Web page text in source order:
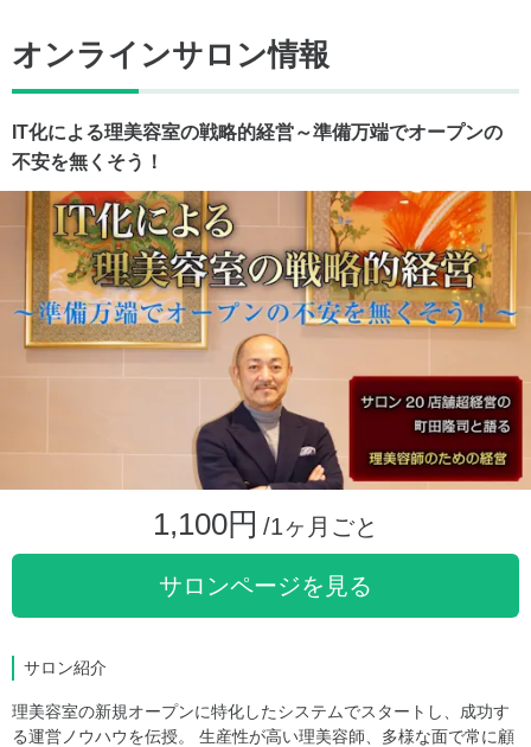
オンラインサロン情報
IT化による理美容室の戦略的経営～準備万端でオープンの
不安を無くそう！
1,100円 /1ヶ月ごと
サロンページを見る
サロン紹介
理美容室の新規オープンに特化したシステムでスタートし、成功す
る運営ノウハウを伝授。 生産性が高い理美容師、多様な面で常に顧